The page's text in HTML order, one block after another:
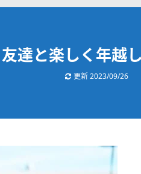
達と楽しく年越
更新2023/09/26